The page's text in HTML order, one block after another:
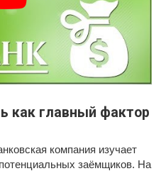
как главный фактор
компания изучает
заёмщиков. На